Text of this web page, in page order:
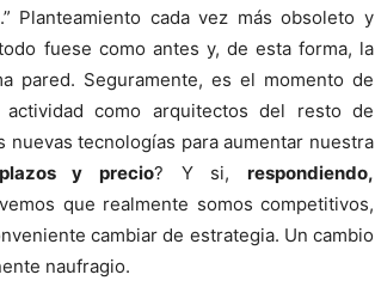
Planteamiento cada vez más obsoleto y
fuese como antes y, de esta forma, la
pared. Seguramente, es el momento de
actividad como arquitectos del resto de
tecnologías para aumentar nuestra
y precio? Y si,respondiendo,
que realmente somos competitivos,
cambiar de estrategia. Un cambio
naufragio.